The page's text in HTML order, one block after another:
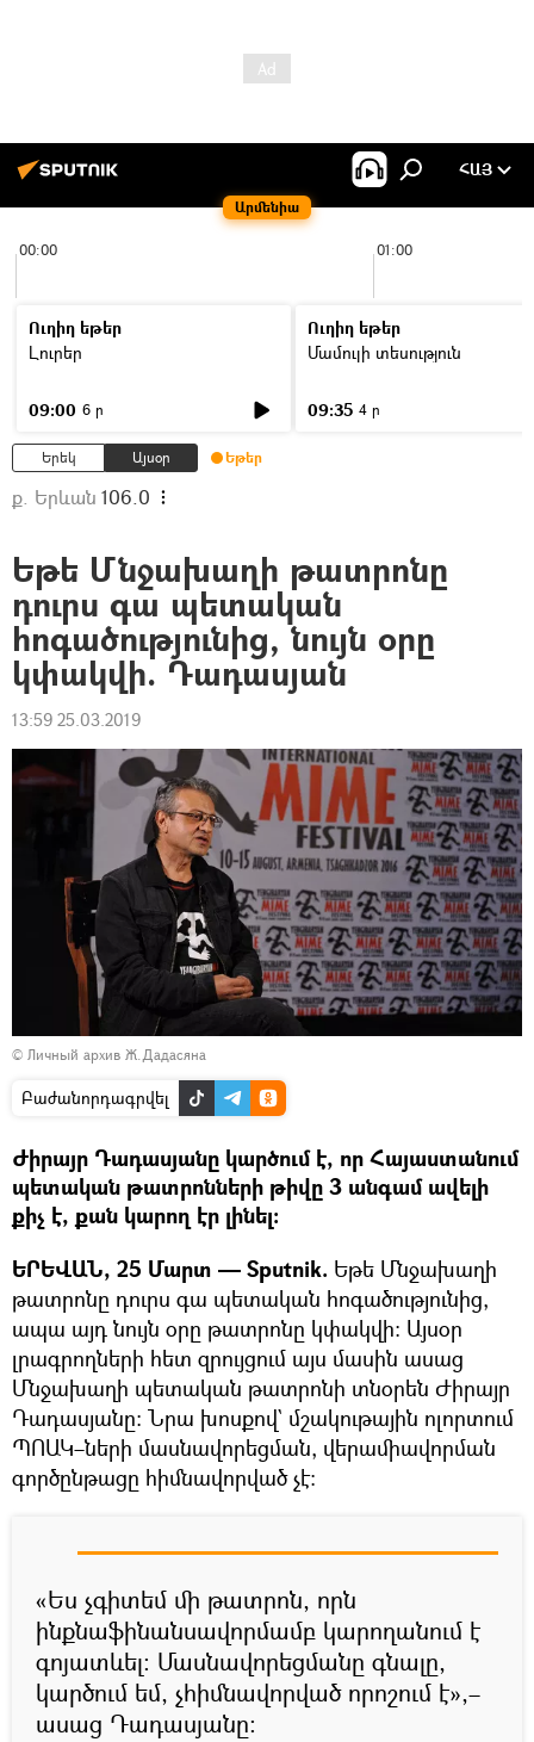
Արմենիա
ՀԱՅ
00:00 01:00
Ուղիղ եթեր
Լուրեր
09:00 6 ր
Ուղիղ եթեր
Մամուլի տեսություն
09:35 4 ր
Երեկ Այսօր Եթեր
ք. Երևան 106.0
Եթե Մնջախաղի թատրոնը
դուրս գա պետական
հոգածությունից, նույն օրը
կփակվի. Դադասյան
13:59 25.03.2019
© Личный архив Ж.Дадасяна
Բաժանորդագրվել
Ժիրայր Դադասյանը կարծում է, որ Հայաստանում
պետական թատրոնների թիվը 3 անգամ ավելի
քիչ է, քան կարող էր լինել:
ԵՐԵՎԱՆ, 25 Մարտ — Sputnik. Եթե Մնջախաղի
թատրոնը դուրս գա պետական հոգածությունից,
ապա այդ նույն օրը թատրոնը կփակվի։ Այսօր
լրագրողների հետ զրույցում այս մասին ասաց
Մնջախաղի պետական թատրոնի տնօրեն Ժիրայր
Դադասյանը։ Նրա խոսքով` մշակութային ոլորտում
ՊՈԱԿ–ների մասնավորեցման, վերամիավորման
գործընթացը հիմնավորված չէ։
«Ես չգիտեմ մի թատրոն, որն
ինքնաֆինանսավորմամբ կարողանում է
գոյատևել։ Մասնավորեցմանը գնալը,
կարծում եմ, չհիմնավորված որոշում է»,–
ասաց Դադասյանը։